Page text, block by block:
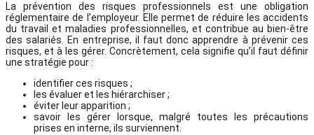
La prévention des risques professionnels est une obligation
réglementaire de l’employeur. Elle permet de réduire les accidents
du travail et maladies professionnelles, et contribue au bien-être
des salariés. En entreprise, il faut donc apprendre à prévenir ces
risques, et à les gérer. Concrètement, cela signifie qu’il faut définir
une stratégie pour :
identifier ces risques ;
les évaluer et les hiérarchiser ;
éviter leur apparition ;
savoir les gérer lorsque, malgré toutes les précautions
prises en interne, ils surviennent.